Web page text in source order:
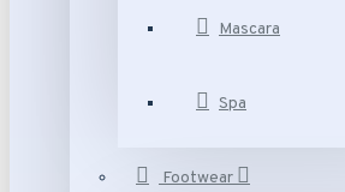
Mascara
Spa
Footwear